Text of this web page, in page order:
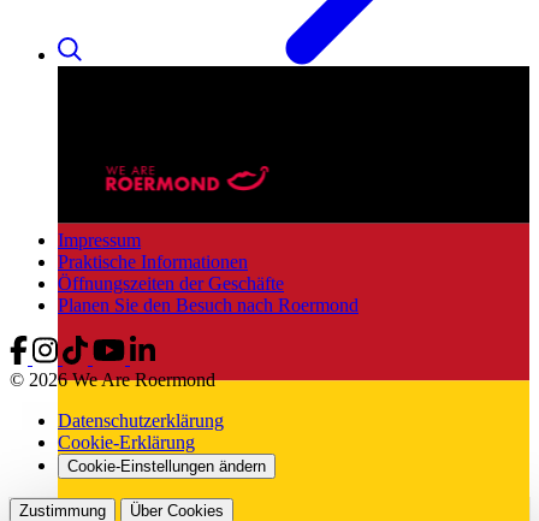
Impressum
Praktische Informationen
Öffnungszeiten der Geschäfte
Planen Sie den Besuch nach Roermond
© 2026 We Are Roermond
Datenschutzerklärung
Cookie-Erklärung
Cookie-Einstellungen ändern
Zustimmung Über Cookies